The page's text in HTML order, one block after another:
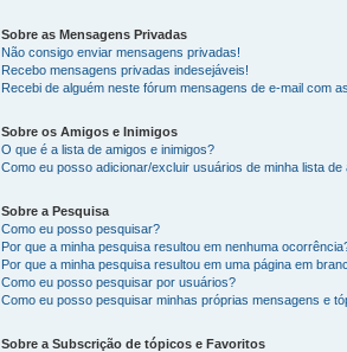
Sobre as Mensagens Privadas
Não consigo enviar mensagens privadas!
Recebo mensagens privadas indesejáveis!
Recebi de alguém neste fórum mensagens de e-mail com
Sobre os Amigos e Inimigos
O que é a lista de amigos e inimigos?
Como eu posso adicionar/excluir usuários de minha lista de
Sobre a Pesquisa
Como eu posso pesquisar?
Por que a minha pesquisa resultou em nenhuma
Por que a minha pesquisa resultou em uma página em
Como eu posso pesquisar por usuários?
Como eu posso pesquisar minhas próprias mensagens e
Sobre a Subscrição de tópicos e Favoritos